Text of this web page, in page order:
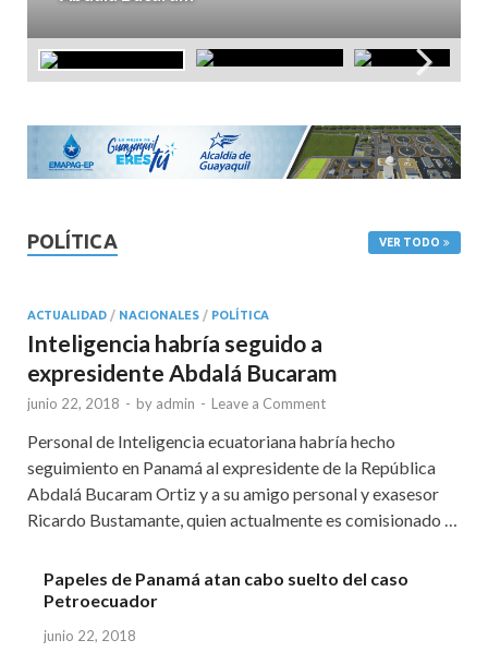
POLÍTICA VER TODO
ACTUALIDAD / NACIONALES / POLÍTICA
Inteligencia habría seguido a
expresidente Abdalá Bucaram
junio 22, 2018 - by admin - Leave a Comment
Personal de Inteligencia ecuatoriana habría hecho
seguimiento en Panamá al expresidente de la República
Abdalá Bucaram Ortiz y a su amigo personal y exasesor
Ricardo Bustamante, quien actualmente es comisionado …
Papeles de Panamá atan cabo suelto del caso
Petroecuador
junio 22, 2018